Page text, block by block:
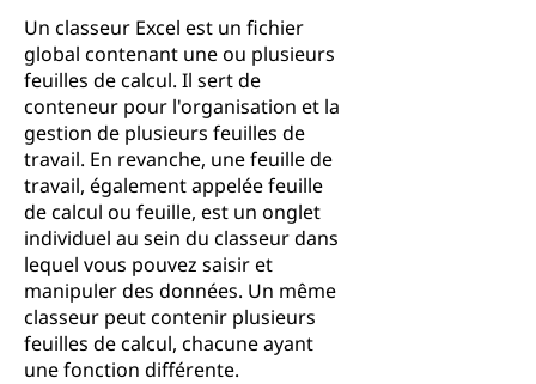
Un classeur Excel est un fichier
global contenant une ou plusieurs
feuilles de calcul. Il sert de
conteneur pour l'organisation et la
gestion de plusieurs feuilles de
travail. En revanche, une feuille de
travail, également appelée feuille
de calcul ou feuille, est un onglet
individuel au sein du classeur dans
lequel vous pouvez saisir et
manipuler des données. Un même
classeur peut contenir plusieurs
feuilles de calcul, chacune ayant
une fonction différente.